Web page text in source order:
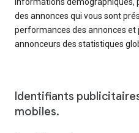
des annonces qui vous sont
performances des annonces
annonceurs des statistiques
Identifiants
mobiles.